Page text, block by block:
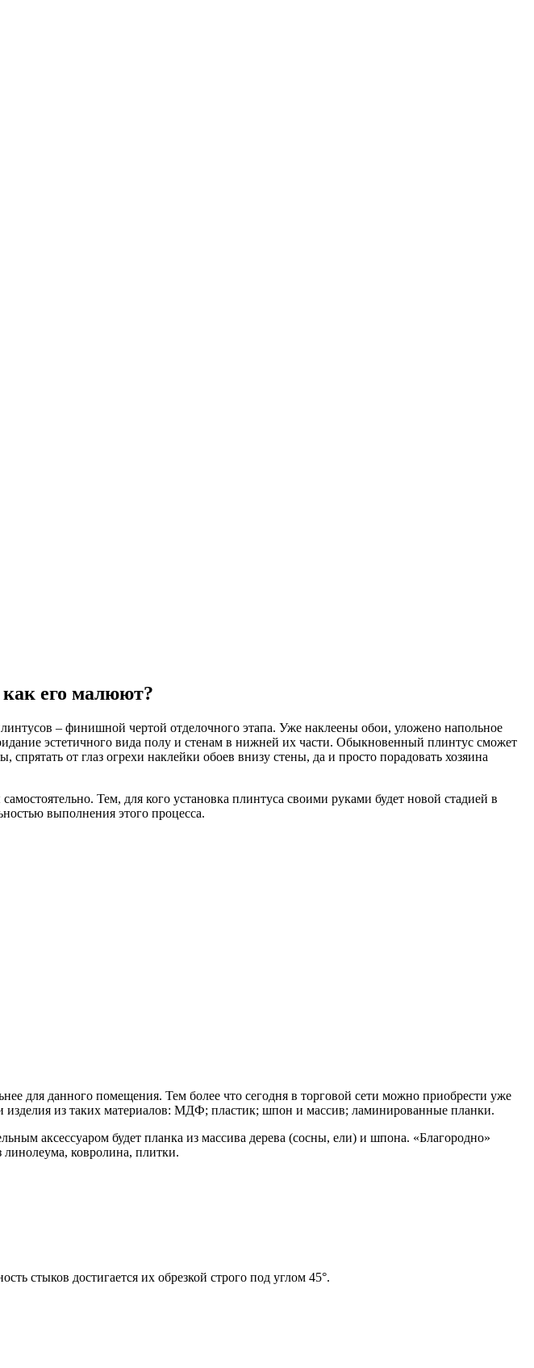
как его малюют?
– финишной чертой отделочного этапа. Уже наклеены обои, уложено напольное
эстетичного вида полу и стенам в нижней их части. Обыкновенный плинтус сможет
от глаз огрехи наклейки обоев внизу стены, да и просто порадовать хозяина
Тем, для кого установка плинтуса своими руками будет новой стадией в
выполнения этого процесса.
для данного помещения. Тем более что сегодня в торговой сети можно приобрести уже
из таких материалов: МДФ; пластик; шпон и массив; ламинированные планки.
аксессуаром будет планка из массива дерева (сосны, ели) и шпона. «Благородно»
ковролина, плитки.
стыков достигается их обрезкой строго под углом 45°.